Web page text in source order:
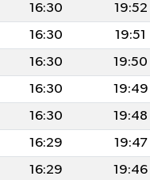
16:30 19:52
16:30 19:51
16:30 19:50
16:30 19:49
16:30 19:48
16:29 19:47
16:29 19:46